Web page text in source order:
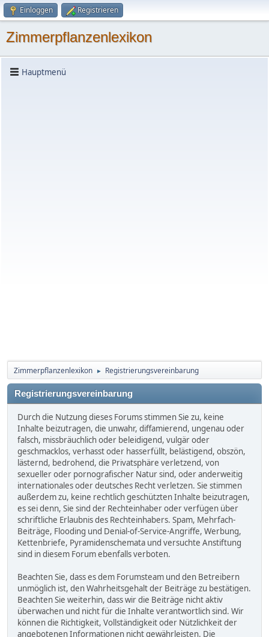
Einloggen Registrieren
Zimmerpflanzenlexikon
Hauptmenü
Zimmerpflanzenlexikon ► Registrierungsvereinbarung
Registrierungsvereinbarung
Durch die Nutzung dieses Forums stimmen Sie zu, keine
Inhalte beizutragen, die unwahr, diffamierend, ungenau oder
falsch, missbräuchlich oder beleidigend, vulgär oder
geschmacklos, verhasst oder hasserfüllt, belästigend, obszön,
lästernd, bedrohend, die Privatsphäre verletzend, von
sexueller oder pornografischer Natur sind, oder anderweitig
internationales oder deutsches Recht verletzen. Sie stimmen
außerdem zu, keine rechtlich geschützten Inhalte beizutragen,
es sei denn, Sie sind der Rechteinhaber oder verfügen über
schriftliche Erlaubnis des Rechteinhabers. Spam, Mehrfach-
Beiträge, Flooding und Denial-of-Service-Angriffe, Werbung,
Kettenbriefe, Pyramidenschemata und versuchte Anstiftung
sind in diesem Forum ebenfalls verboten.
Beachten Sie, dass es dem Forumsteam und den Betreibern
unmöglich ist, den Wahrheitsgehalt der Beiträge zu bestätigen.
Beachten Sie weiterhin, dass wir die Beiträge nicht aktiv
überwachen und nicht für die Inhalte verantwortlich sind. Wir
können die Richtigkeit, Vollständigkeit oder Nützlichkeit der
angebotenen Informationen nicht gewährleisten. Die